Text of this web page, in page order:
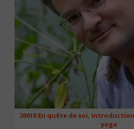
20610 En quête de soi,
yoga